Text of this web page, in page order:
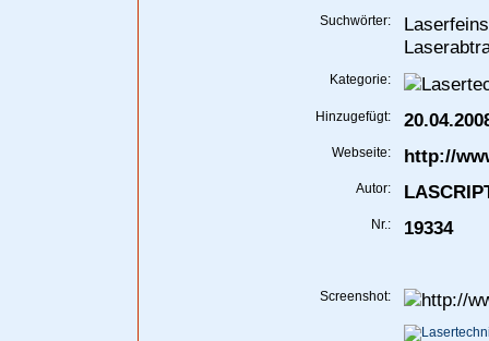
Suchwörter:
Kategorie:
Hinzugefügt:
Webseite: http://
Autor:
Nr.: 19334
Screenshot: